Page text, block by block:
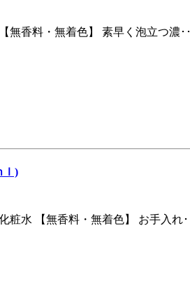
無香料・無着色】 素早く泡立つ濃･
ｌ)
粧水 【無香料・無着色】 お手入れ･